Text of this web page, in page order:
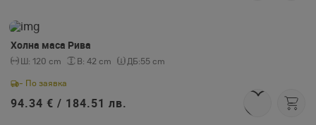
Холна маса Рива
Ш: 120 cm В: 42 cm ДБ:55 cm
- По заявка
94.34 € / 184.51 лв.